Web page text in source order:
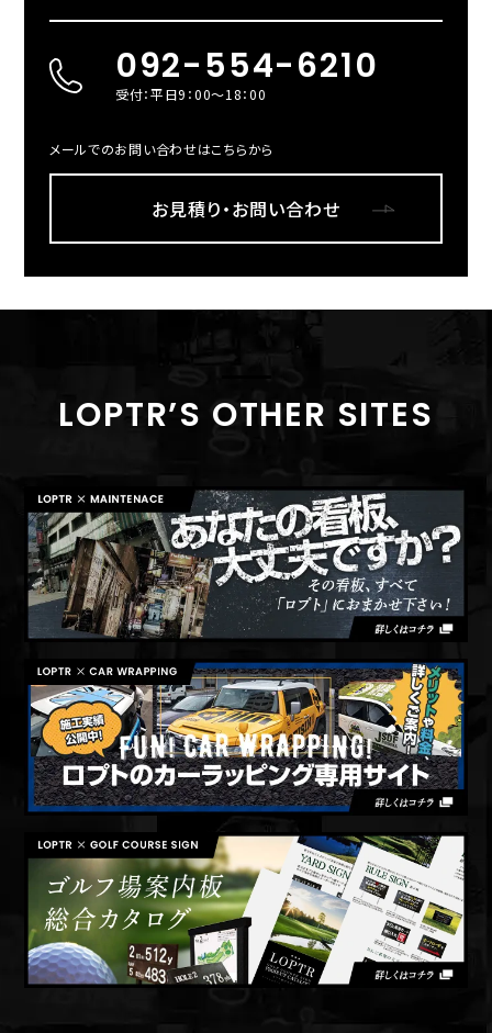
092-554-6210
受付：平日9：00～18：00
メールでのお問い合わせはこちらから
お見積り・お問い合わせ
LOPTR’S OTHER SITES